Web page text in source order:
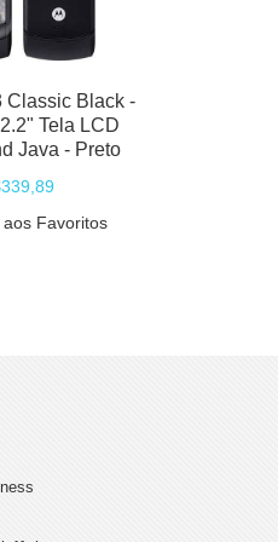
Classic Black -
Tela LCD
Java - Preto
Favoritos